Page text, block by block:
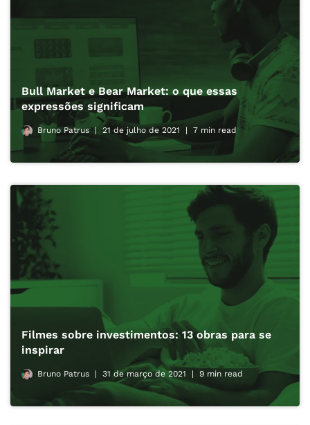
Bull Market e Bear Market: o que essas
expressões significam
Bruno Patrus 21 de julho de 2021 7 min read
Filmes sobre investimentos: 13 obras para se
inspirar
Bruno Patrus 31 de março de 2021 9 min read